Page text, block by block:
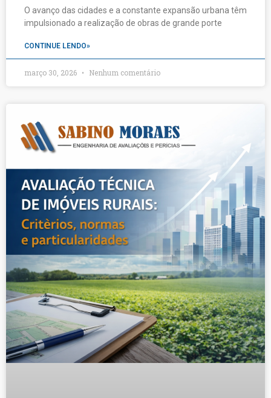
O avanço das cidades e a constante expansão urbana têm
impulsionado a realização de obras de grande porte
CONTINUE LENDO»
março 30, 2026 Nenhum comentário